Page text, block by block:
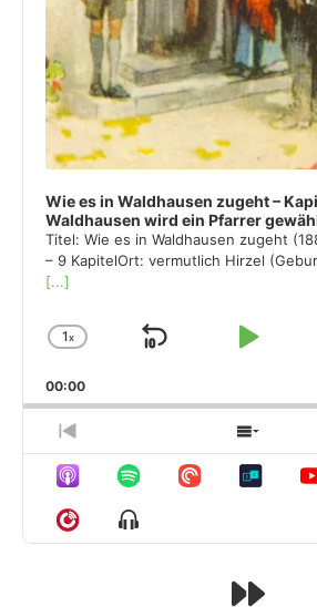
Wie es in Waldhausen zugeht –
Waldhausen wird ein Pfarrer
Titel: Wie es in Waldhausen zugeht
– 9 KapitelOrt: vermutlich Hirzel
[...]
Change
Rate
1x
Skip
Play
00:00
Previous
Episode
Show
List
Show
Menu